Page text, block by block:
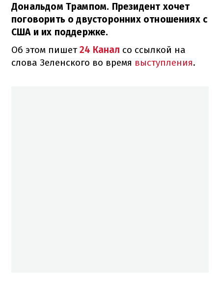
Дональдом Трампом. Президент хочет
поговорить о двусторонних отношениях с
США и их поддержке.
Об этом пишет24 Канал со ссылкой на
слова Зеленского во время выступления.